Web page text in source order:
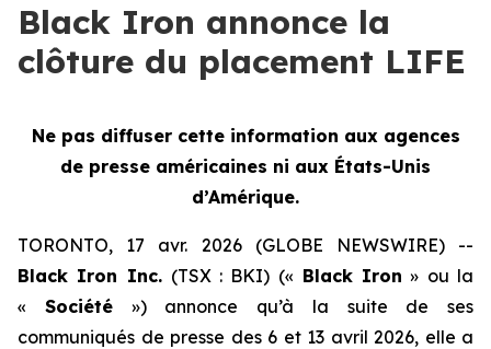
Black Iron annonce la
clôture du placement LIFE
Ne pas diffuser cette information aux agences
de presse américaines ni aux États-Unis
d’Amérique.
TORONTO, 17 avr. 2026 (GLOBE NEWSWIRE) --
Black Iron Inc. (TSX : BKI) (« Black Iron » ou la
« Société») annonce qu’à la suite de ses
communiqués de presse des 6 et 13 avril 2026, elle a